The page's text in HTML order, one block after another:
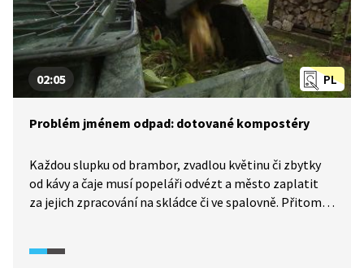
PL
02:05
Problém jménem odpad: dotované kompostéry
Každou slupku od brambor, zvadlou květinu či zbytky
od kávy a čaje musí popeláři odvézt a město zaplatit
za jejich zpracování na skládce či ve spalovně. Přitom je
Některé obce se proto rozhodly snížit objem